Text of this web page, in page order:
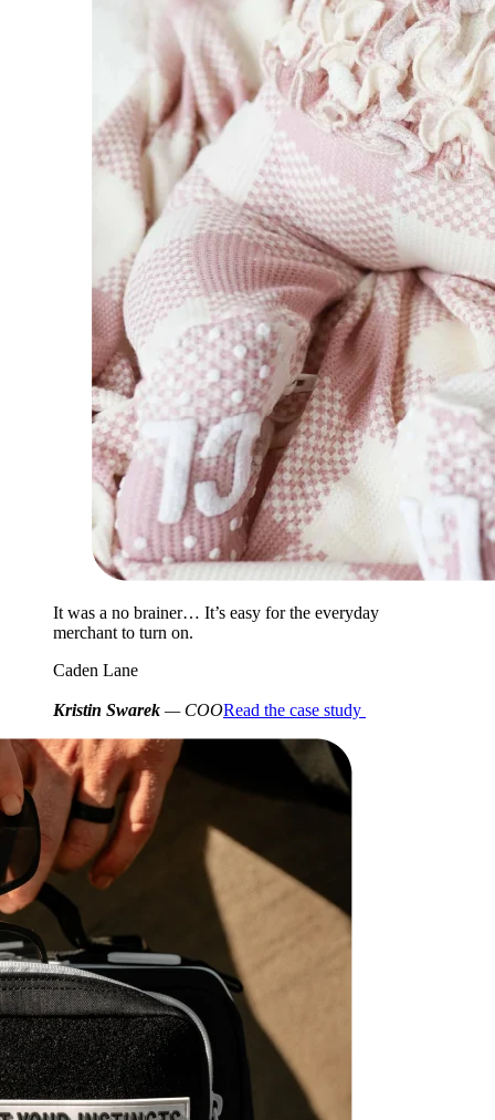
It was a no brainer… It’s easy for the everyday
merchant to turn on.
Caden Lane
Kristin Swarek — COORead the case study